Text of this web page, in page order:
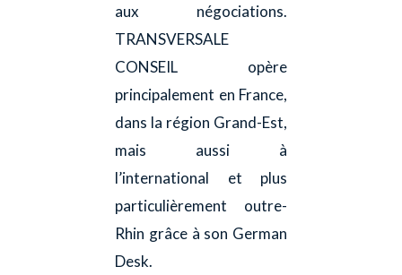
aux négociations.
TRANSVERSALE
CONSEIL opère
principalement en France,
dans la région Grand-Est,
mais aussi à
l’international et plus
particulièrement outre-
Rhin grâce à son German
Desk.